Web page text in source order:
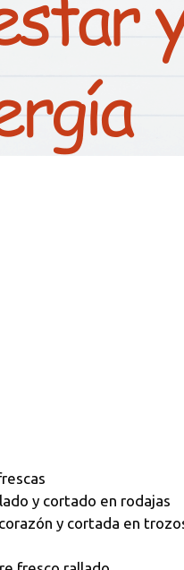
y cortado en rodajas
y cortada en